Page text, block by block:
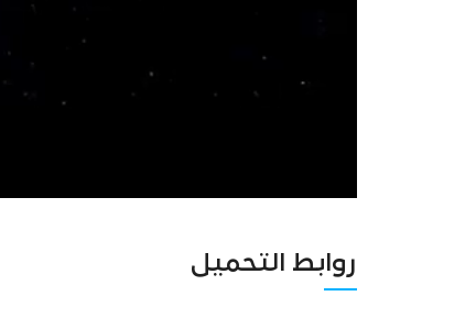
Settings
روابط التحميل